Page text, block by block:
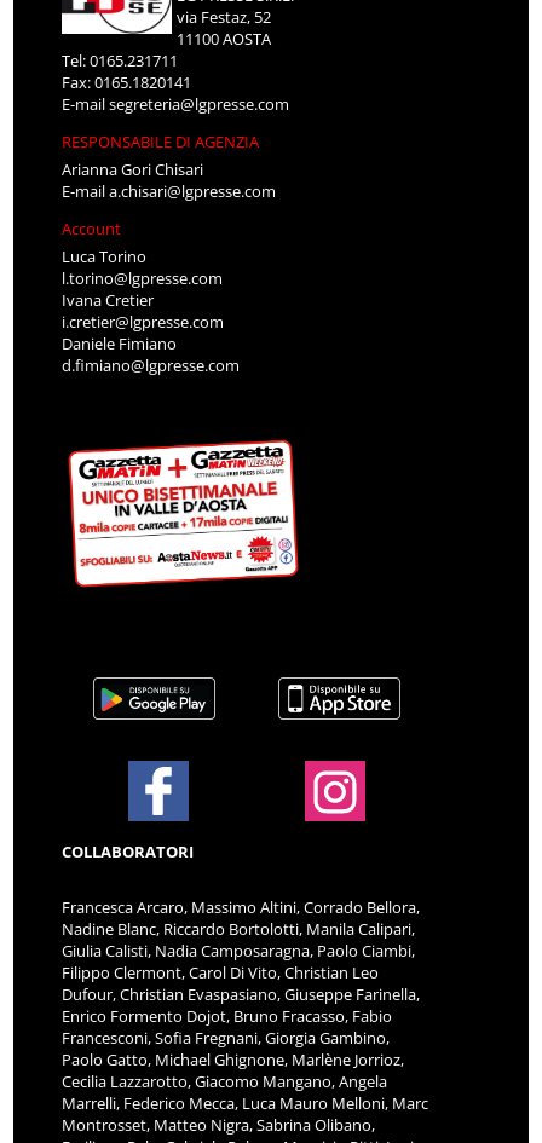
via Festaz, 52
11100 AOSTA
Tel: 0165.231711
Fax: 0165.1820141
E-mailsegreteria@lgpresse.com
RESPONSABILE DI AGENZIA
Arianna Gori Chisari
E-maila.chisari@lgpresse.com
Account
Luca Torino
l.torino@lgpresse.com
Ivana Cretier
i.cretier@lgpresse.com
Daniele Fimiano
d.fimiano@lgpresse.com
COLLABORATORI
Francesca Arcaro, Massimo Altini, Corrado Bellora,
Nadine Blanc, Riccardo Bortolotti, Manila Calipari,
Giulia Calisti, Nadia Camposaragna, Paolo Ciambi,
Filippo Clermont, Carol Di Vito, Christian Leo
Dufour, Christian Evaspasiano, Giuseppe Farinella,
Enrico Formento Dojot, Bruno Fracasso, Fabio
Francesconi, Sofia Fregnani, Giorgia Gambino,
Paolo Gatto, Michael Ghignone, Marlène Jorrioz,
Cecilia Lazzarotto, Giacomo Mangano, Angela
Marrelli, Federico Mecca, Luca Mauro Melloni, Marc
Montrosset, Matteo Nigra, Sabrina Olibano,